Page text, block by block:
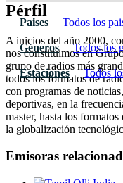
Paises Todos los
Géneros Todos los
Estaciones Todos
Pérfil
A inicios del año 2000,
nos constituimos en
grupo de radios más
todos los formatos de
con programas de
deportivas, en la
master, hasta los
la globalización
Emisoras